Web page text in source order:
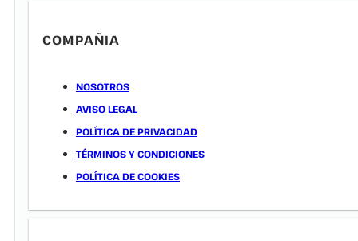
COMPAÑIA
NOSOTROS
AVISO LEGAL
POLÍTICA DE PRIVACIDAD
TÉRMINOS Y CONDICIONES
POLÍTICA DE COOKIES